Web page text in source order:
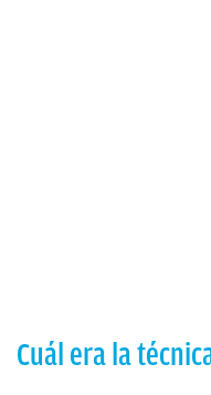
Cuál era la